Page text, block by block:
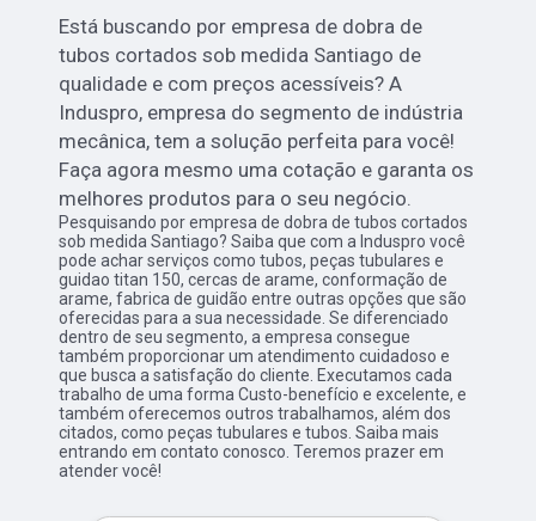
Está buscando por empresa de dobra de
tubos cortados sob medida Santiago de
qualidade e com preços acessíveis? A
Induspro, empresa do segmento de indústria
mecânica, tem a solução perfeita para você!
Faça agora mesmo uma cotação e garanta os
melhores produtos para o seu negócio.
Pesquisando por empresa de dobra de tubos cortados
sob medida Santiago? Saiba que com a Induspro você
pode achar serviços como tubos, peças tubulares e
guidao titan 150, cercas de arame, conformação de
arame, fabrica de guidão entre outras opções que são
oferecidas para a sua necessidade. Se diferenciado
dentro de seu segmento, a empresa consegue
também proporcionar um atendimento cuidadoso e
que busca a satisfação do cliente. Executamos cada
trabalho de uma forma Custo-benefício e excelente, e
também oferecemos outros trabalhamos, além dos
citados, como peças tubulares e tubos. Saiba mais
entrando em contato conosco. Teremos prazer em
atender você!